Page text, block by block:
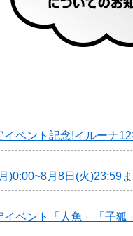
イベント記念!イルーナ
)0:00~8月8日(火)23:59
イベント「人魚」「子狐